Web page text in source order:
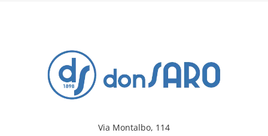
Via Montalbo, 114